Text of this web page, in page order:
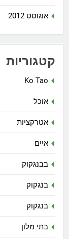
אוגוסט 2012
קטגוריות
Ko Tao
אוכל
אטרקציות
איים
בבנגקוק
בנגקוק
בנגקוק
בתי מלון